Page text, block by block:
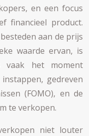
en een focus
financieel product.
aan de prijs
waarde ervan, is
vaak het moment
instappen, gedreven
(FOMO), en de
te verkopen.
niet louter